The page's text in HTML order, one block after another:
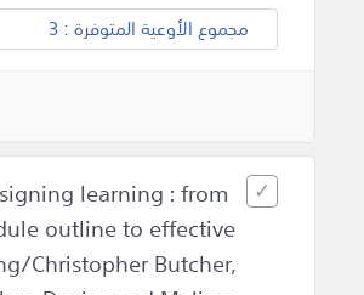
مجموع الأوعية المتوفرة : 3
learning : from
outline to effective
Christopher Butcher,